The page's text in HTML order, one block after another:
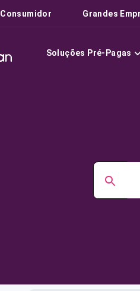
Consumidor Grandes
Soluções Pré-Pagas